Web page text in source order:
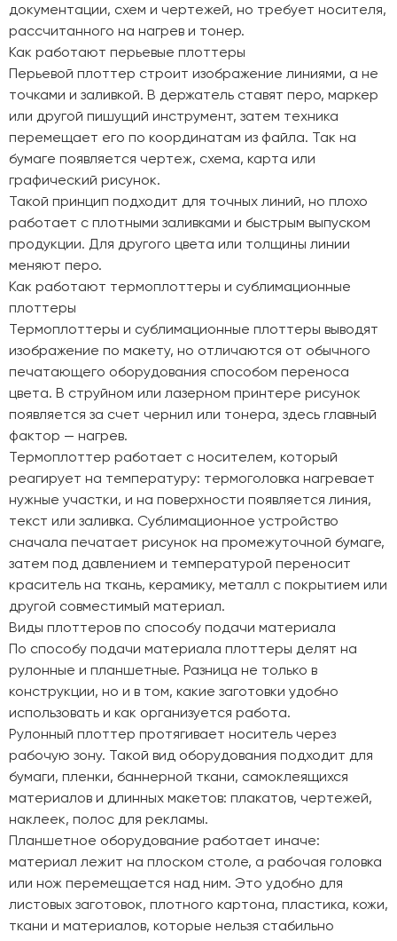
документации, схем и чертежей, но требует носителя,
рассчитанного на нагрев и тонер.
Как работают перьевые плоттеры
Перьевой плоттер строит изображение линиями, а не
точками и заливкой. В держатель ставят перо, маркер
или другой пишущий инструмент, затем техника
перемещает его по координатам из файла. Так на
бумаге появляется чертеж, схема, карта или
графический рисунок.
Такой принцип подходит для точных линий, но плохо
работает с плотными заливками и быстрым выпуском
продукции. Для другого цвета или толщины линии
меняют перо.
Как работают термоплоттеры и сублимационные
плоттеры
Термоплоттеры и сублимационные плоттеры выводят
изображение по макету, но отличаются от обычного
печатающего оборудования способом переноса
цвета. В струйном или лазерном принтере рисунок
появляется за счет чернил или тонера, здесь главный
фактор — нагрев.
Термоплоттер работает с носителем, который
реагирует на температуру: термоголовка нагревает
нужные участки, и на поверхности появляется линия,
текст или заливка. Сублимационное устройство
сначала печатает рисунок на промежуточной бумаге,
затем под давлением и температурой переносит
краситель на ткань, керамику, металл с покрытием или
другой совместимый материал.
Виды плоттеров по способу подачи материала
По способу подачи материала плоттеры делят на
рулонные и планшетные. Разница не только в
конструкции, но и в том, какие заготовки удобно
использовать и как организуется работа.
Рулонный плоттер протягивает носитель через
рабочую зону. Такой вид оборудования подходит для
бумаги, пленки, баннерной ткани, самоклеящихся
материалов и длинных макетов: плакатов, чертежей,
наклеек, полос для рекламы.
Планшетное оборудование работает иначе:
материал лежит на плоском столе, а рабочая головка
или нож перемещается над ним. Это удобно для
листовых заготовок, плотного картона, пластика, кожи,
ткани и материалов, которые нельзя стабильно